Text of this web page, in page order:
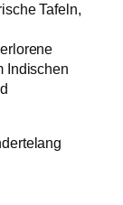
Tafeln,
Indischen